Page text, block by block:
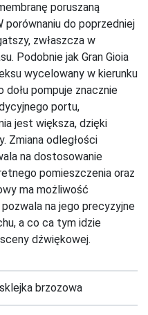
poruszaną
porównaniu do poprzedniej
zwłaszcza w
Podobnie jak Gran Gioia
wycelowany w kierunku
dołu pompuje znacznie
portu,
jest większa, dzięki
Zmiana odległości
na dostosowanie
pomieszczenia oraz
ma możliwość
na jego precyzyjne
a co ca tym idzie
dźwiękowej.
sklejka brzozowa